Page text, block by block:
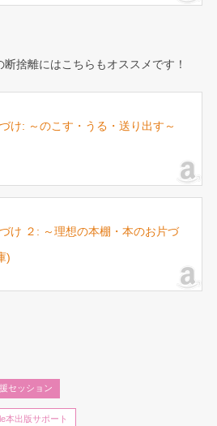
捨離にはこちらもオススメです！
け: ～のこす・うる・送り出す～
け ２: ～理想の本棚・本のお片づ
)
セッション
本出版サポート